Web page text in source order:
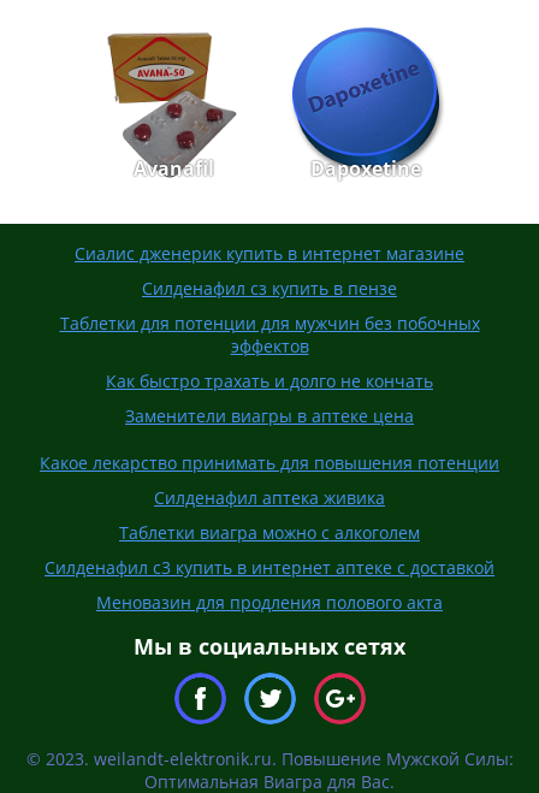
Avanafil Dapoxetine
Сиалис дженерик купить в интернет магазине
Силденафил сз купить в пензе
Таблетки для потенции для мужчин без побочных
эффектов
Как быстро трахать и долго не кончать
Заменители виагры в аптеке цена
Какое лекарство принимать для повышения потенции
Силденафил аптека живика
Таблетки виагра можно с алкоголем
Силденафил с3 купить в интернет аптеке с доставкой
Меновазин для продления полового акта
Мы в социальных сетях
© 2023. weilandt-elektronik.ru. Повышение Мужской Силы:
Оптимальная Виагра для Вас.